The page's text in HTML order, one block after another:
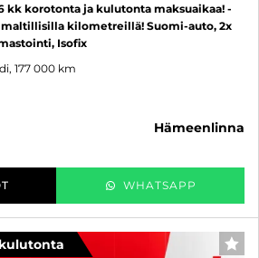
kk korotonta ja kulutonta maksuaikaa! -
kilometreillä! Suomi-auto, 2x
Isofix
177 000 km
hämeenlinna
WHATSAPP